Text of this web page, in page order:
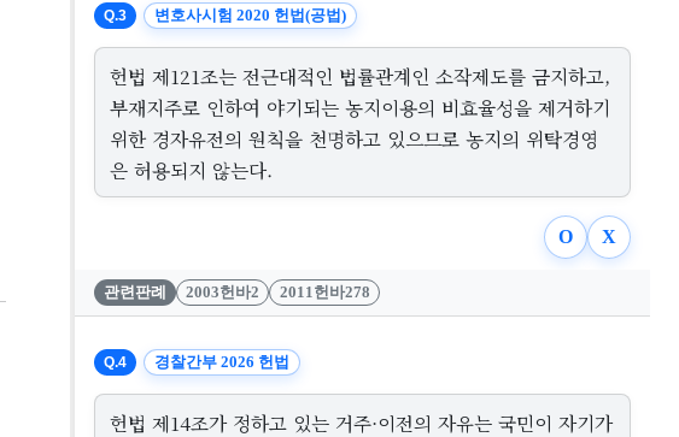
Q.3 변호사시험 2020 헌법(공법)
헌법 제121조는 전근대적인 법률관계인 소작제도를 금지하고,
부재지주로 인하여 야기되는 농지이용의 비효율성을 제거하기
위한 경자유전의 원칙을 천명하고 있으므로 농지의 위탁경영
은 허용되지 않는다.
O X
관련판례 2003헌바2 2011헌바278
Q.4 경찰간부 2026 헌법
헌법 제14조가 정하고 있는 거주·이전의 자유는 국민이 자기가